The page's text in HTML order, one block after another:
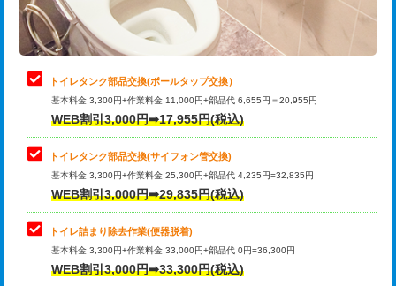
トイレタンク部品交換(ボールタップ交換）
基本料金 3,300円+作業料金 11,000円+部品代 6,655円＝20,955円
WEB割引3,000円➡17,955円(税込)
トイレタンク部品交換(サイフォン管交換)
基本料金 3,300円+作業料金 25,300円+部品代 4,235円=32,835円
WEB割引3,000円➡29,835円(税込)
トイレ詰まり除去作業(便器脱着)
基本料金 3,300円+作業料金 33,000円+部品代 0円=36,300円
WEB割引3,000円➡33,300円(税込)